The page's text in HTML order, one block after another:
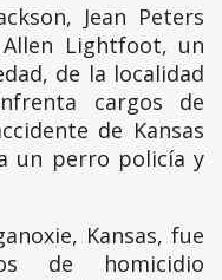
Jean Peters
Lightfoot, un
de la localidad
cargos de
de Kansas
un perro policía y
Kansas, fue
de homicidio